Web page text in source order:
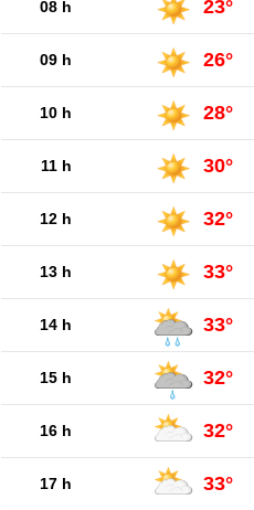
08 h 23°
09 h 26°
10 h 28°
11 h 30°
12 h 32°
13 h 33°
14 h 33°
15 h 32°
16 h 32°
17 h 33°